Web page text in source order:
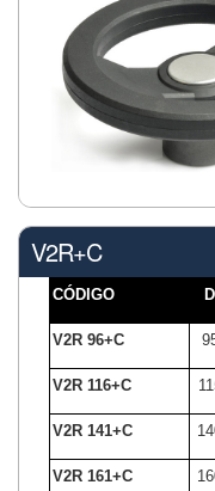
V2R+C
CÓDIGO D
V2R 96+C
V2R 116+C
V2R 141+C
V2R 161+C